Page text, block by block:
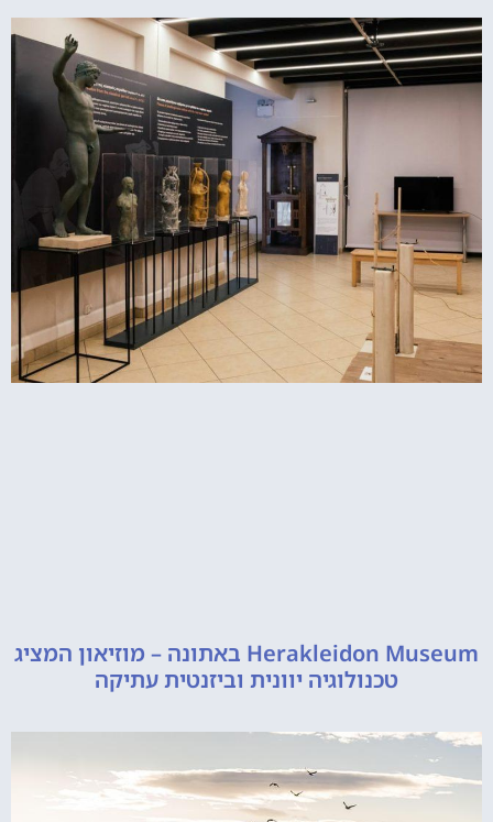
Herakleidon Museum באתונה – מוזיאון המציג
טכנולוגיה יוונית וביזנטית עתיקה